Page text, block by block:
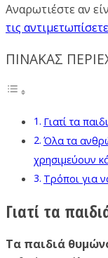
Αναρωτιέστε αν
τις αντιμετωπίσετε
ΠΙΝΑΚΑΣ
Γιατί τα
Όλα τα
χρησιμεύουν
Τρόποι για
Γιατί τα
Τα παιδιά